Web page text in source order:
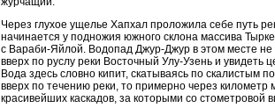
Через глухое ущелье Хапхал проложила себе путь
начинается у подножия южного склона массива
с Вараби-Яйлой. Водопад Джур-Джур в этом месте
вверх по руслу реки Восточный Улу-Узень и увидеть
Вода здесь словно кипит, скатываясь по скалистым
вверх по течению реки, то примерно через километр
красивейших каскадов, за которыми со стометровой